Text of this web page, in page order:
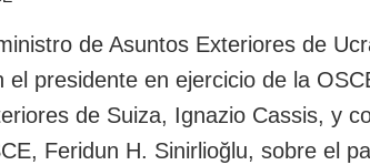
de Asuntos Exteriores de
el presidente en ejercicio de la
de Suiza, Ignazio Cassis, y
Feridun H. Sinirlioğlu, sobre el